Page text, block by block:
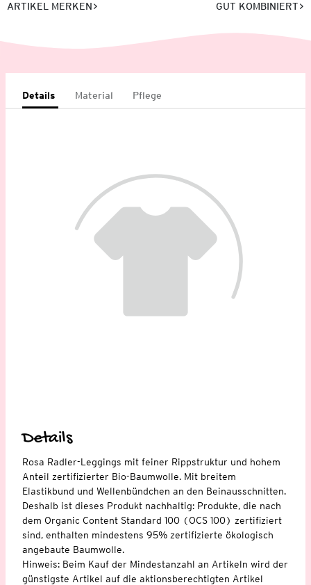
ARTIKEL MERKEN GUT KOMBINIERT
Details Material Pflege
Details
Rosa Radler-Leggings mit feiner Rippstruktur und hohem
Anteil zertifizierter Bio-Baumwolle. Mit breitem
Elastikbund und Wellenbündchen an den Beinausschnitten.
Deshalb ist dieses Produkt nachhaltig: Produkte, die nach
dem Organic Content Standard 100 (OCS 100) zertifiziert
sind, enthalten mindestens 95% zertifizierte ökologisch
angebaute Baumwolle.
Hinweis: Beim Kauf der Mindestanzahl an Artikeln wird der
günstigste Artikel auf die aktionsberechtigten Artikel